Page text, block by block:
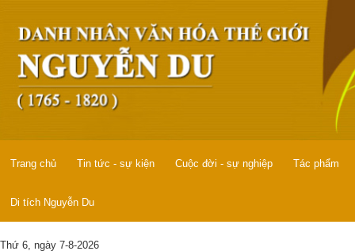
Trang chủ Tin tức - sự kiện Cuộc đời - sự nghiệp Tác phẩm
Di tích Nguyễn Du
Thứ 6, ngày 7-8-2026